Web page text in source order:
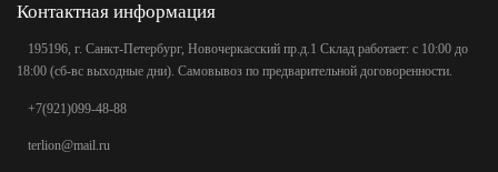
Контактная информация
195196, г. Санкт-Петербург, Новочеркасский пр.д.1 Склад работает: с 10:00 до
18:00 (сб-вс выходные дни). Самовывоз по предварительной договоренности.
+7(921)099-48-88
terlion@mail.ru